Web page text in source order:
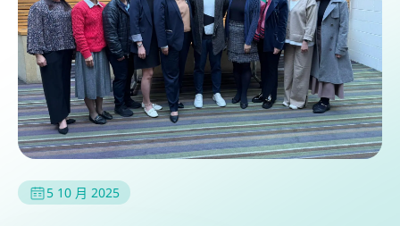
5 10 月 2025